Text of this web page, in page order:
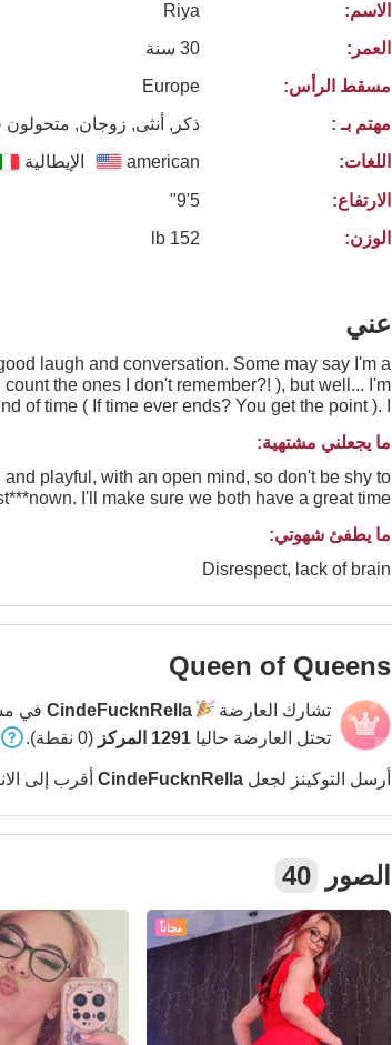
الاسم:
Riya
العمر:
30 سنة
مسقط الرأس:
Europe
مهتم بـ :
ذكر, أنثى, زوجان, متحولون
اللغات:
american الإيطالية
الارتفاع:
5'9"
الوزن:
152 lb
عني
laugh and conversation. Some may say I'm a
the ones I don't remember?! ), but well... I'm
of time ( If time ever ends? You get the point ). I
cat keeper. You're still reading? Cool, let's do this!
ما يجعلني مشتهية:
playful, with an open mind, so don't be shy to
I'll make sure we both have a great time.
ما يطفئ شهوتي:
Disrespect, lack of brain
Queen of Queens
تشارك العارضة CindeFucknRella في
تحتل العارضة حاليا 1291 المركز (0 نقطة).
أرسل التوكينز لجعل CindeFucknRella أقرب إلى
الصور 40
مجاناً